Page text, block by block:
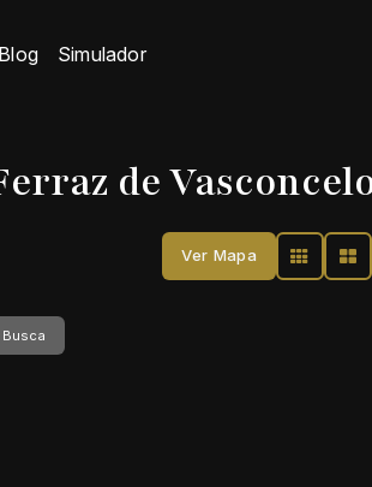
Simulador
Blog
de
Ver Mapa